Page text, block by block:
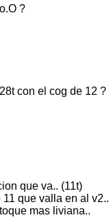
?
con el cog de 12 ?
que va.. (11t)
que valla en al v2..
mas liviana..